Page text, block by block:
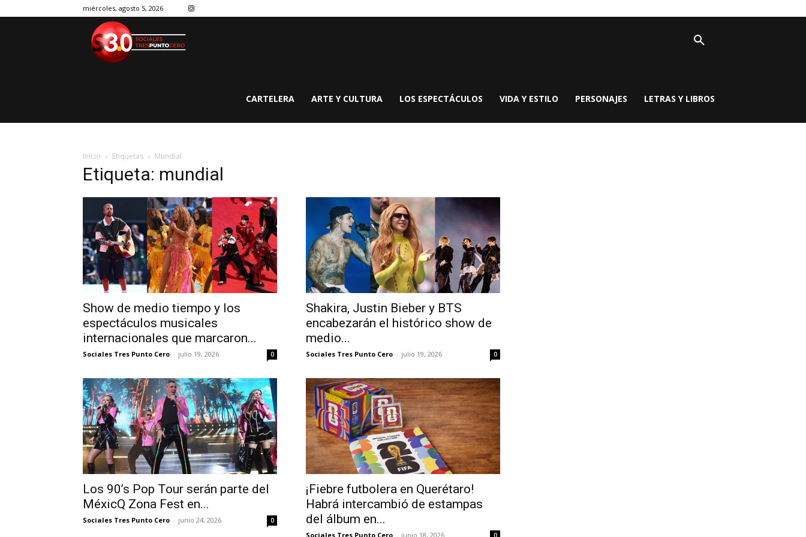
miércoles, agosto 5, 2026
CARTELERA ARTE Y CULTURA LOS ESPECTÁCULOS VIDA Y ESTILO PERSONAJES LETRAS Y LIBROS
Inicio Etiquetas Mundial
Etiqueta: mundial
Show de medio tiempo y los
espectáculos musicales
internacionales que marcaron...
Sociales Tres Punto Cero - julio 19, 2026 0
Shakira, Justin Bieber y BTS
encabezarán el histórico show de
medio...
Sociales Tres Punto Cero - julio 19, 2026 0
Los 90’s Pop Tour serán parte del
MéxicQ Zona Fest en...
Sociales Tres Punto Cero - junio 24, 2026 0
¡Fiebre futbolera en Querétaro!
Habrá intercambió de estampas
del álbum en...
Sociales Tres Punto Cero - junio 18, 2026 0